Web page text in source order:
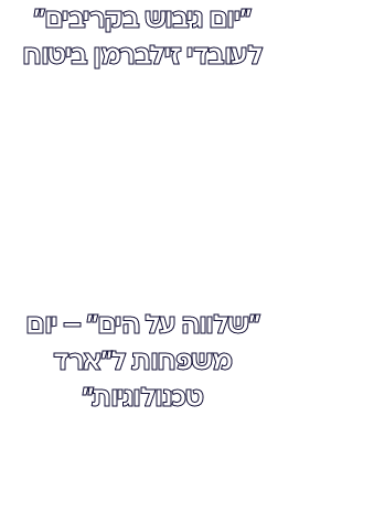
"יום גיבוש בקריבים"
לעובדי זילברמן ביטוח
"שלווה על הים" – יום
משפחות ל"ארד
טכנולוגיות"